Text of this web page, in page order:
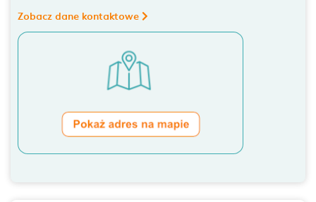
Zobacz dane kontaktowe